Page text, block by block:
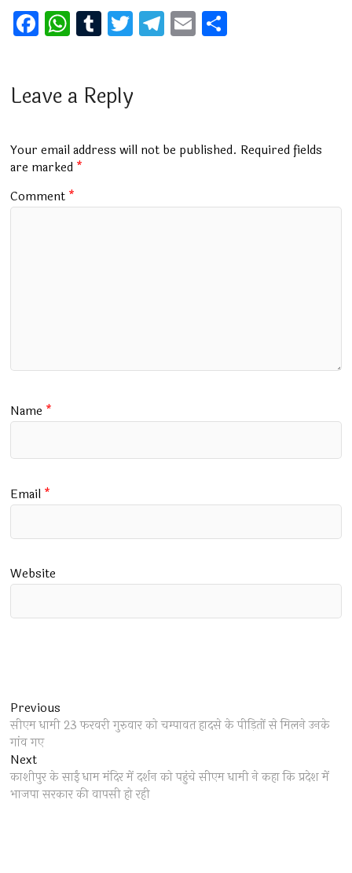
F
a
b
o
k
W
h
s
p
p
T
u
bl
T
wi
er
T
el
m
E
m
Leave a Reply
Your email address will not be published. Required fields
are marked *
Comment *
Name *
Email *
Website
Post
navigation
Previous
post:
सीएम धामी 23 फरवरी गुरुवार को चम्पावत हादसे के पीड़ितों से मिलने उनके
गांव गए
NextNext
post:
काशीपुर के साईं धाम मंदिर में दर्शन को पहुंचे सीएम धामी ने कहा कि प्रदेश में
भाजपा सरकार की वापसी हो रही